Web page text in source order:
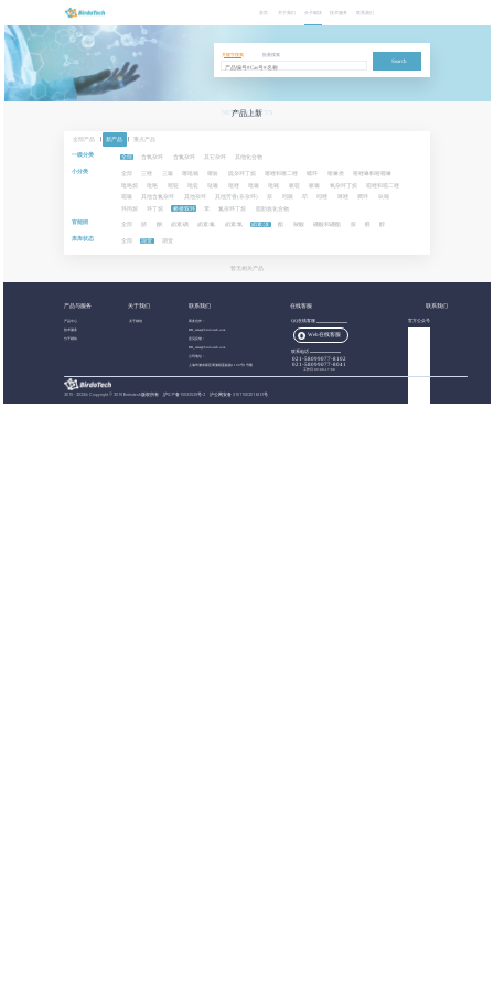
首页 关于我们 分子砌块 技术服务 联系我们
关键字搜索
批量搜索
Search
NEW PRODUCTS
产品上新
全部产品 新产品 重点产品
一级分类 全部 含氧杂环 含氮杂环 其它杂环 其他化合物
小分类 全部 三唑 三嗪 硫杂环丁烷 噻唑和噻二唑 螺环 喹啉类 喹唑啉和喹喔啉
吡咯烷 吡咯 哒嗪 吡唑 氧杂环丁烷 噁唑和噁二唑
噁嗪 其他含氮杂环 其他杂环 其他芳香(非杂环) 吲哚 茚 吲唑 咪唑 稠环
环丙烷 环丁烷 桥接双环 苯 氮杂环丁烷 脂肪族化合物
官能团 全部 腈 酮 卤素:碘 卤素:氟 卤素:氯 卤素:溴 酯 羧酸 硼酸和硼酯 胺 醛
库库状态 全部 现货 期货
暂无相关产品
产品与服务 关于我们 联系我们 在线客服 联系我们
产品中心
技术服务
分子砌块
关于都创
商务合作：
BB_sales@birdotech.com
意见反馈：
BB_sales@birdotech.com
公司地址：
上海市浦东新区周浦镇蓝靛路1199号1号楼
QQ在线客服
Web在线客服
联系电话
021-58099077-8102
021-58099077-8041
工作日 09:00-17:00
官方公众号
2015 - 2023© Copyright © 2019 Birdotech版权所有 , 沪ICP备15032529号-2 沪公网安备 31011502016361号